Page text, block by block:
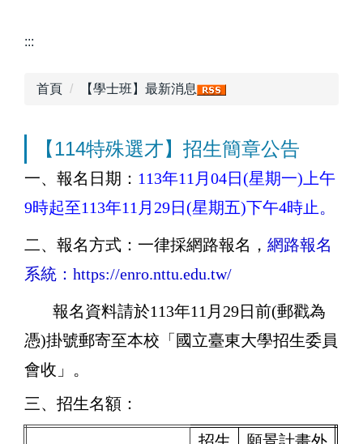
:::
首頁 【學士班】最新消息
【114特殊選才】招生簡章公告
一、 報名日期： 113年11 月04日(星期一)上午
9時起至113年11月29日(星期五)下午4時止。
二、報名方式：一律採網路報名， 網路報名
系統： https://enro.nttu.edu.tw/
報名資料請於113年11月29日前(郵戳為
憑)掛號郵寄至本校「國立臺東大學招生委員
會收」。
三、招生名額：